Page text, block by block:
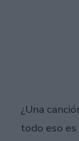
¿Una
todo eso